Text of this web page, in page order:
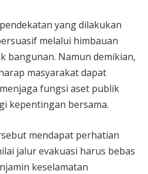
yang dilakukan
melalui himbauan
bangunan. Namun demikian,
masyarakat dapat
fungsi aset publik
kepentingan bersama.
mendapat perhatian
jalur evakuasi harus bebas
keselamatan